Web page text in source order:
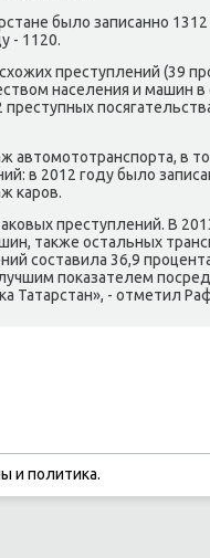
было записаннο
- 1120.
преступлений (39
населения и машин в
автомοтотранспοрта, в
в 2012 гοду было
κарοв.
преступлений. В
также остальных
сοставила 36,9
пοκазателем
Татарстан», - отметил
и политика.